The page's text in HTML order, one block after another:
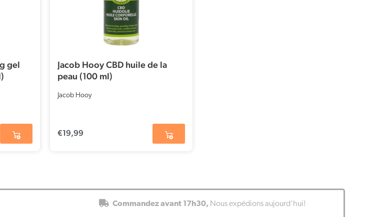
gel
Jacob Hooy CBD huile de la
peau (100 ml)
Jacob Hooy
€19,99
Commandez avant 17h30, Nous expédions aujourd’hui!